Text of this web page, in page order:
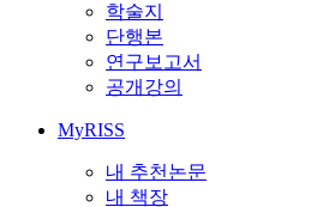
학술지
단행본
연구보고서
공개강의
MyRISS
내 추천논문
내 책장